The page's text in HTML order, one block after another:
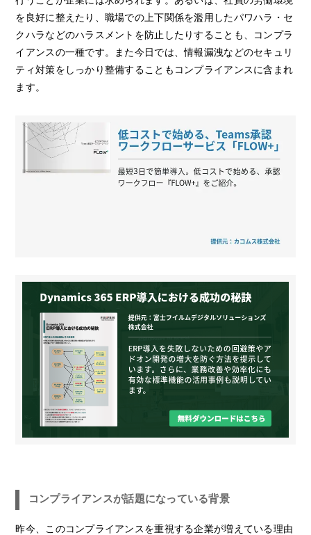
を良好に整えたり、職場での上下関係を濫用したパワハラ・セ
クハラなどのハラスメントを防止したりすることも、コンプラ
イアンスの一種です。また今日では、情報漏洩などのセキュリ
ティ対策をしっかり整備することもコンプライアンスに含まれ
ます。
コンプライアンスが話題になっている背景
昨今、このコンプライアンスを重視する企業が増えている理由